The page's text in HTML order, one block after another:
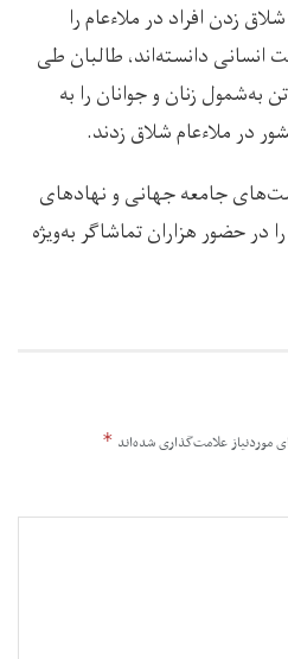
زدن افراد در ملاءعام را
انسانی دانسته‌اند، طالبان طی
زنان و جوانان را به
در ملاءعام شلاق زدند.
جامعه جهانی و نهادهای
دست‌کم ۱۴ تن را در حضور هزاران تماشاگر به‌ویژه
موردنیاز علامت‌گذاری شده‌اند *